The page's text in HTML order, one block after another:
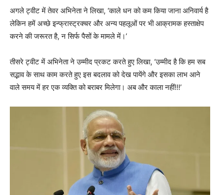
अगले ट्वीट में तेवर अभिनेता ने लिखा, ‘काले धन को कम किया जाना अनिवार्य है
लेकिन हमें अच्छे इन्फ्रास्ट्रक्चर और अन्‍य पहलूओं पर भी आक्रामक हस्‍ताक्षेप
करने की जरूरत है, न सिर्फ पैसों के मामले में।’
तीसरे ट्वीट में अभिनेता ने उम्‍मीद प्रकट करते हुए लिखा, ‘उम्मीद है कि हम सब
सद्भाव के साथ काम करते हुए इस बदलाव को देख पायेंगे और इसका लाभ आने
वाले समय में हर एक व्यक्ति को बराबर मिलेगा। अब और काला नहीं!!!’